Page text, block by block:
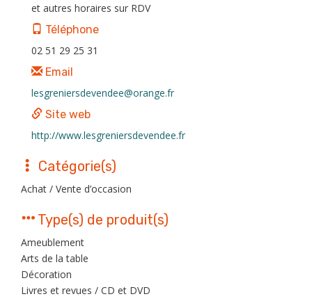
et autres horaires sur RDV
Téléphone
02 51 29 25 31
Email
lesgreniersdevendee@orange.fr
Site web
http://www.lesgreniersdevendee.fr
Catégorie(s)
Achat / Vente d’occasion
Type(s) de produit(s)
Ameublement
Arts de la table
Décoration
Livres et revues / CD et DVD